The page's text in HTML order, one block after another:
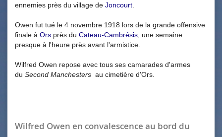
ennemies près du village de Joncourt
Owen fut tué le 4 novembre 1918 lors de la grande offensive
finale à Ors près du Cateau-Cambrésis , une semaine
presque à l'heure près avant l'armistice.
Wilfred Owen repose avec tous ses camarades d'armes
du Second Manchesters au cimetière d'Ors.
Wilfred Owen en convalescence au bord du